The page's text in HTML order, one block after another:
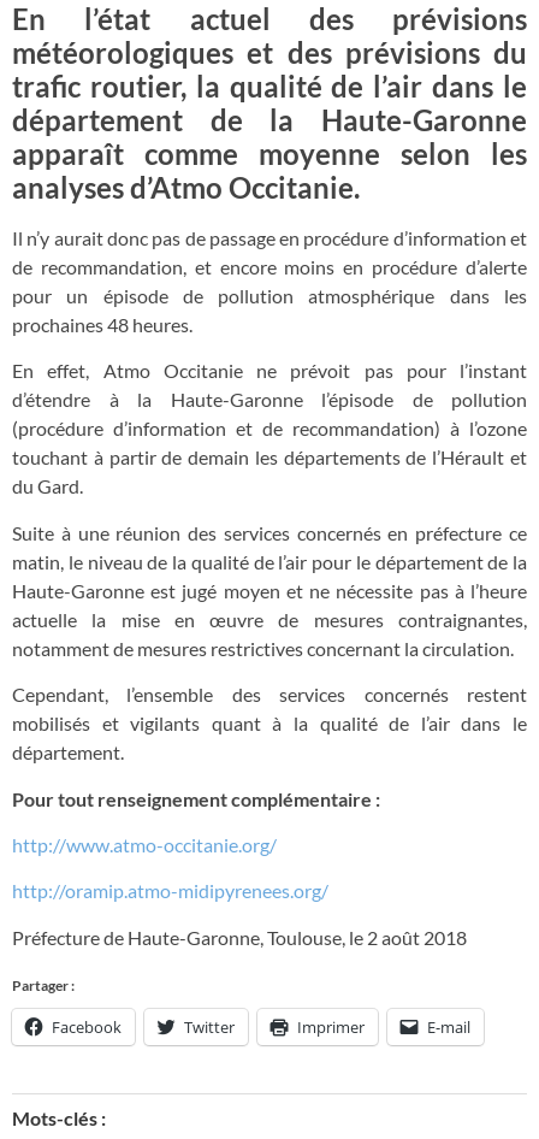
En l’état actuel des prévisions
météorologiques et des prévisions du
trafic routier, la qualité de l’air dans le
département de la Haute-Garonne
apparaît comme moyenne selon les
analyses d’Atmo Occitanie.
Il n’y aurait donc pas de passage en procédure d’information et
de recommandation, et encore moins en procédure d’alerte
pour un épisode de pollution atmosphérique dans les
prochaines 48 heures.
En effet, Atmo Occitanie ne prévoit pas pour l’instant
d’étendre à la Haute-Garonne l’épisode de pollution
(procédure d’information et de recommandation) à l’ozone
touchant à partir de demain les départements de l’Hérault et
du Gard.
Suite à une réunion des services concernés en préfecture ce
matin, le niveau de la qualité de l’air pour le département de la
Haute-Garonne est jugé moyen et ne nécessite pas à l’heure
actuelle la mise en œuvre de mesures contraignantes,
notamment de mesures restrictives concernant la circulation.
Cependant, l’ensemble des services concernés restent
mobilisés et vigilants quant à la qualité de l’air dans le
département.
Pour tout renseignement complémentaire :
http://www.atmo-occitanie.org/
http://oramip.atmo-midipyrenees.org/
Préfecture de Haute-Garonne, Toulouse, le 2 août 2018
Partager :
Facebook Twitter Imprimer E-mail
Mots-clés :